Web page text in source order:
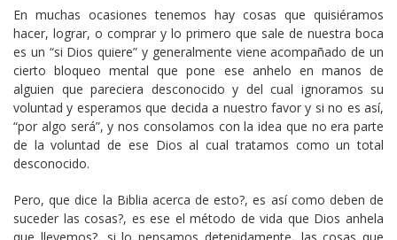
En muchas ocasiones tenemos hay cosas que quisiéramos
hacer, lograr, o comprar y lo primero que sale de nuestra boca
es un “si Dios quiere” y generalmente viene acompañado de un
cierto bloqueo mental que pone ese anhelo en manos de
alguien que pareciera desconocido y del cual ignoramos su
voluntad y esperamos que decida a nuestro favor y si no es así,
“por algo será”, y nos consolamos con la idea que no era parte
de la voluntad de ese Dios al cual tratamos como un total
desconocido.
Pero, que dice la Biblia acerca de esto?, es así como deben de
suceder las cosas?, es ese el método de vida que Dios anhela